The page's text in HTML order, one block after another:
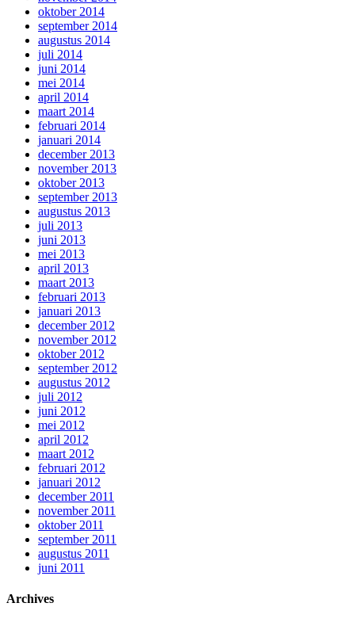
oktober 2014
september 2014
augustus 2014
juli 2014
juni 2014
mei 2014
april 2014
maart 2014
februari 2014
januari 2014
december 2013
november 2013
oktober 2013
september 2013
augustus 2013
juli 2013
juni 2013
mei 2013
april 2013
maart 2013
februari 2013
januari 2013
december 2012
november 2012
oktober 2012
september 2012
augustus 2012
juli 2012
juni 2012
mei 2012
april 2012
maart 2012
februari 2012
januari 2012
december 2011
november 2011
oktober 2011
september 2011
augustus 2011
juni 2011
Archives